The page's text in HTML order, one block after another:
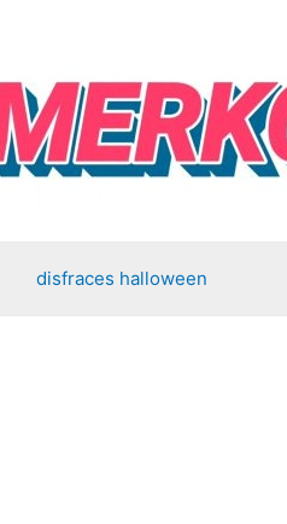
disfraces halloween